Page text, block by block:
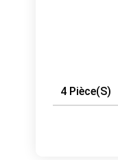
4 Pièce(s)